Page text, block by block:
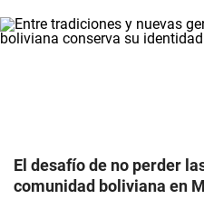
El desafío de no perder
comunidad boliviana en